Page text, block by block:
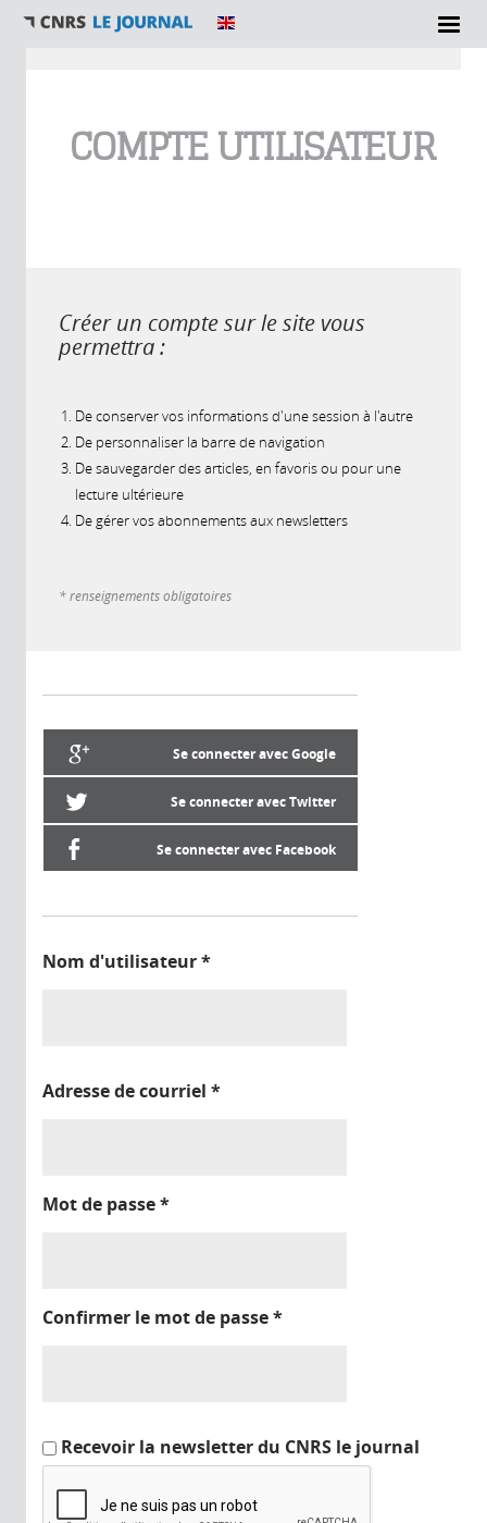
COMPTE UTILISATEUR
Créer un compte sur le site vous
permettra :
De conserver vos informations d'une session à l'autre
De personnaliser la barre de navigation
De sauvegarder des articles, en favoris ou pour une
lecture ultérieure
De gérer vos abonnements aux newsletters
* renseignements obligatoires
Se connecter avec Google
Se connecter avec Twitter
Se connecter avec Facebook
Nom d'utilisateur*
Adresse de courriel *
Mot de passe*
Confirmer le mot de passe*
Recevoir la newsletter du CNRS le journal